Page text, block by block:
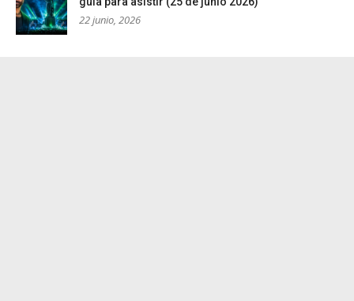
22 junio, 2026